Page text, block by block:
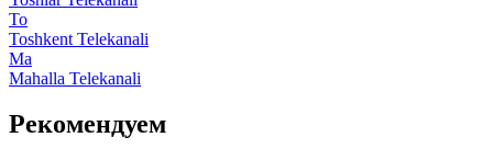
To
Toshkent Telekanali
Ma
Mahalla Telekanali
Рекомендуем